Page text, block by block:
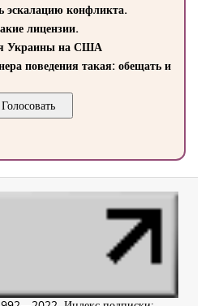
эскалацию конфликта.
лицензии.
Украины на США
поведения такая: обещать и